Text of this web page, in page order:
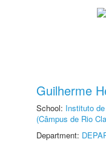
Guilherme
School: Instituto
(Câmpus de Rio
Department: